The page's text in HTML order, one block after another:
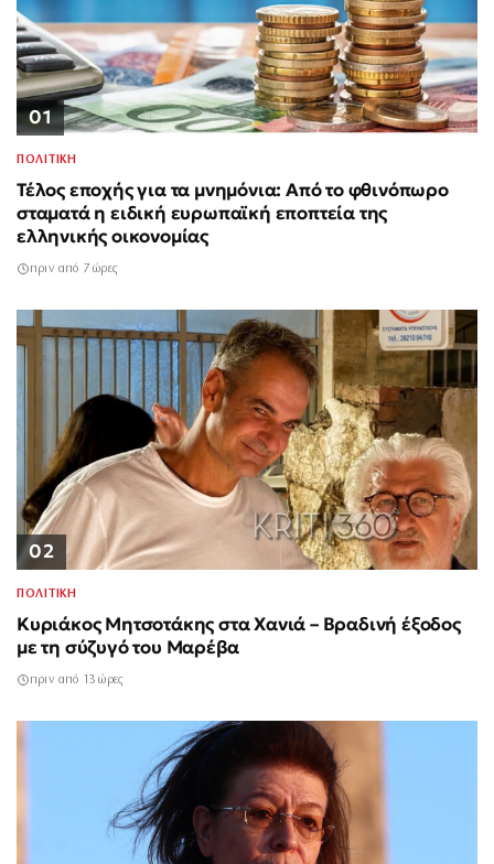
01
ΠΟΛΙΤΙΚΗ
Τέλος εποχής για τα μνημόνια: Από το φθινόπωρο
σταματά η ειδική ευρωπαϊκή εποπτεία της
ελληνικής οικονομίας
πριν από 7 ώρες
02
ΠΟΛΙΤΙΚΗ
Κυριάκος Μητσοτάκης στα Χανιά – Βραδινή έξοδος
με τη σύζυγό του Μαρέβα
πριν από 13 ώρες